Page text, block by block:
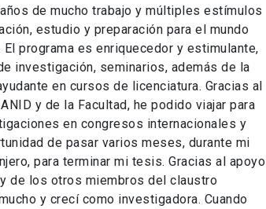
de mucho trabajo y múltiples estímulos
estudio y preparación para el mundo
programa es enriquecedor y estimulante,
investigación, seminarios, además de la
en cursos de licenciatura. Gracias al
y de la Facultad, he podido viajar para
en congresos internacionales y
de pasar varios meses, durante mi
para terminar mi tesis. Gracias al apoyo
de los otros miembros del claustro
y crecí como investigadora. Cuando